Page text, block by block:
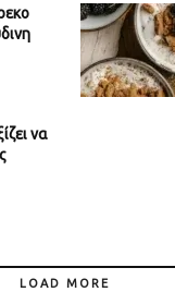
να
LOAD MORE